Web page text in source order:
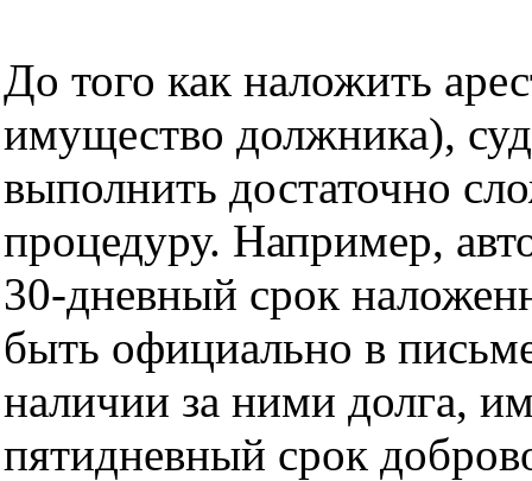
До того как наложить
имущество должника),
выполнить достаточно
процедуру. Например,
30-дневный срок
быть официально в
наличии за ними долга,
пятидневный срок